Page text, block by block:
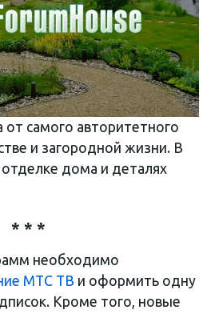
от самого авторитетного
и загородной жизни. В
отделке дома и деталях
* * *
необходимо
МТС ТВ и оформить одну
Кроме того, новые